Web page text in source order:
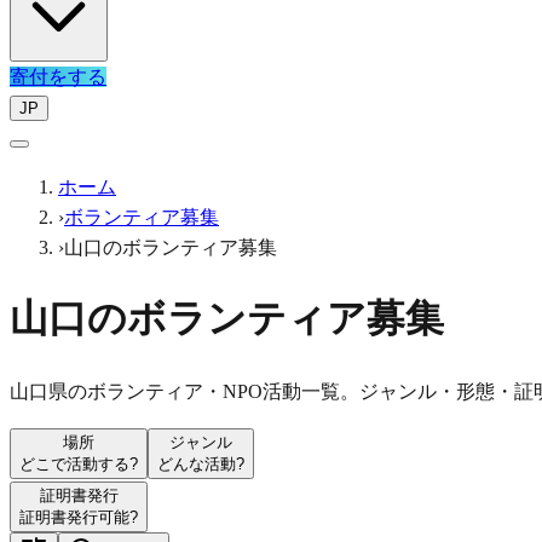
寄付をする
JP
ホーム
›ボランティア募集
›山口のボランティア募集
山口のボランティア募集
山口県のボランティア・NPO活動一覧。ジャンル・形態・証
場所
どこで活動する?
ジャンル
どんな活動?
証明書発行
証明書発行可能?